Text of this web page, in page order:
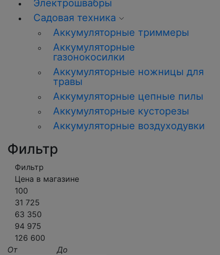
Электрошвабры
Садовая техника
Аккумуляторные триммеры
Аккумуляторные
газонокосилки
Аккумуляторные ножницы для
травы
Аккумуляторные цепные пилы
Аккумуляторные кусторезы
Аккумуляторные воздуходувки
Фильтр
Фильтр
Цена в магазине
100
31 725
63 350
94 975
126 600
От
До